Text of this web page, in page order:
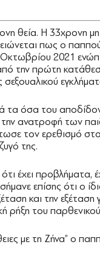
θεία. Η 33χρονη
πως ο
2021
την πρώτη
όσα του
ανατροφή των
τον ερεθισμό
της.
έχει προβλήματα,
επίσης ότι ο
και την
ρήξη του
με τη Ζήνα” ο